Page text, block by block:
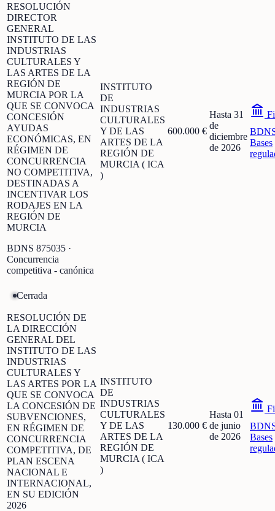
RESOLUCIÓN
DIRECTOR
GENERAL
INSTITUTO DE LAS
INDUSTRIAS
CULTURALES Y
LAS ARTES DE LA
REGIÓN DE
MURCIA POR LA
QUE SE CONVOCA
CONCESIÓN
AYUDAS
ECONÓMICAS, EN
RÉGIMEN DE
CONCURRENCIA
NO COMPETITIVA,
DESTINADAS A
INCENTIVAR LOS
RODAJES EN LA
REGIÓN DE
MURCIA
BDNS 875035 ·
Concurrencia
competitiva - canónica
INSTITUTO
DE
INDUSTRIAS
CULTURALES
Y DE LAS
ARTES DE LA
REGIÓN DE
MURCIA ( ICA
)
600.000 €
Hasta 31
de
diciembre
de 2026
Bases
Cerrada
RESOLUCIÓN DE
LA DIRECCIÓN
GENERAL DEL
INSTITUTO DE LAS
INDUSTRIAS
CULTURALES Y
LAS ARTES POR LA
QUE SE CONVOCA
LA CONCESIÓN DE
SUBVENCIONES,
EN RÉGIMEN DE
CONCURRENCIA
COMPETITIVA, DE
PLAN ESCENA
NACIONAL E
INTERNACIONAL,
EN SU EDICIÓN
2026
INSTITUTO
DE
INDUSTRIAS
CULTURALES
Y DE LAS
ARTES DE LA
REGIÓN DE
MURCIA ( ICA
)
130.000 €
Hasta 01
de junio
de 2026
Bases